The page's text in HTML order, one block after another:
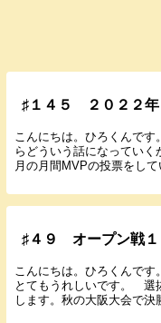
♯１４５ ２０２２
こんにちは。ひろくんで
らどういう話になってい
月の月間MVPの投票をし
♯４９ オープン戦
こんにちは。ひろくんで
とてもうれしいです。 選
します。秋の大阪大会で